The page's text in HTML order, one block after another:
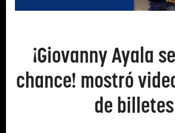
¡Giovanny Ayala
chance! mostró
de billetes